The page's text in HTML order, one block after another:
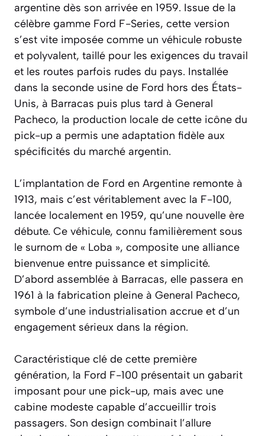
argentine dès son arrivée en 1959. Issue de la
célèbre gamme Ford F-Series, cette version
s’est vite imposée comme un véhicule robuste
et polyvalent, taillé pour les exigences du travail
et les routes parfois rudes du pays. Installée
dans la seconde usine de Ford hors des États-
Unis, à Barracas puis plus tard à General
Pacheco, la production locale de cette icône du
pick-up a permis une adaptation fidèle aux
spécificités du marché argentin.
L’implantation de Ford en Argentine remonte à
1913, mais c’est véritablement avec la F-100,
lancée localement en 1959, qu’une nouvelle ère
débute. Ce véhicule, connu familièrement sous
le surnom de « Loba », composite une alliance
bienvenue entre puissance et simplicité.
D’abord assemblée à Barracas, elle passera en
1961 à la fabrication pleine à General Pacheco,
symbole d’une industrialisation accrue et d’un
engagement sérieux dans la région.
Caractéristique clé de cette première
génération, la Ford F-100 présentait un gabarit
imposant pour une pick-up, mais avec une
cabine modeste capable d’accueillir trois
passagers. Son design combinait l’allure